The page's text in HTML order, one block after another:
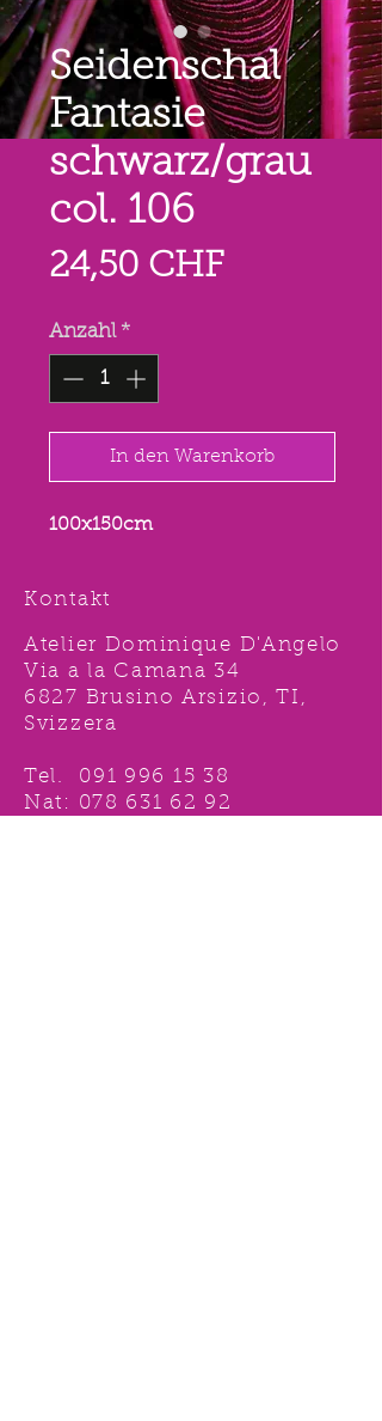
Seidenschal
Fantasie
schwarz/grau
col. 106
24,50 CHFPreis
Anzahl *
In den Warenkorb
100x150cm
Kontakt
Atelier Dominique D'Angelo
Via a la Camana 34
6827 Brusino Arsizio, TI,
Svizzera
Tel. 091 996 15 38
Nat: 078 631 62 92